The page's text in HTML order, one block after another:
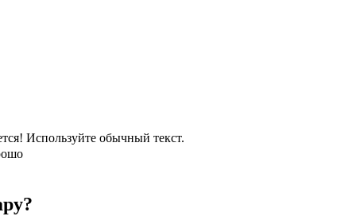
Используйте обычный текст.